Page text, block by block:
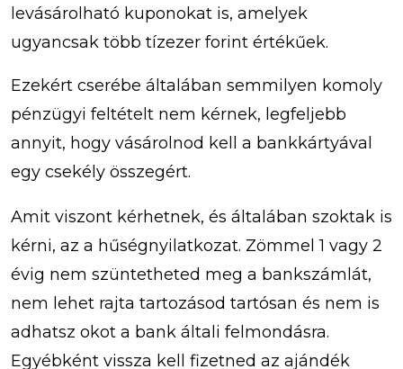
levásárolható kuponokat is, amelyek
ugyancsak több tízezer forint értékűek.
Ezekért cserébe általában semmilyen komoly
pénzügyi feltételt nem kérnek, legfeljebb
annyit, hogy vásárolnod kell a bankkártyával
egy csekély összegért.
Amit viszont kérhetnek, és általában szoktak is
kérni, az a hűségnyilatkozat. Zömmel 1 vagy 2
évig nem szüntetheted meg a bankszámlát,
nem lehet rajta tartozásod tartósan és nem is
adhatsz okot a bank általi felmondásra.
Egyébként vissza kell fizetned az ajándék